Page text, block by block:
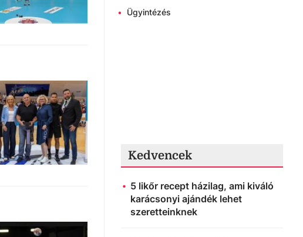
• Ügyintézés
Kedvencek
5 likőr recept házilag, ami kiváló
karácsonyi ajándék lehet
szeretteinknek